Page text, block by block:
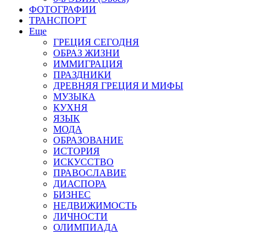
ФОТОГРАФИИ
ТРАНСПОРТ
Еще
ГРЕЦИЯ СЕГОДНЯ
ОБРАЗ ЖИЗНИ
ИММИГРАЦИЯ
ПРАЗДНИКИ
ДРЕВНЯЯ ГРЕЦИЯ И МИФЫ
МУЗЫКА
КУХНЯ
ЯЗЫК
МОДА
ОБРАЗОВАНИЕ
ИСТОРИЯ
ИСКУССТВО
ПРАВОСЛАВИЕ
ДИАСПОРА
БИЗНЕС
НЕДВИЖИМОСТЬ
ЛИЧНОСТИ
ОЛИМПИАДА